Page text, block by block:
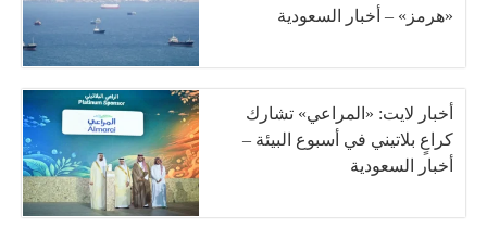
«هرمز» – أخبار السعودية
أخبار لايت: «المراعي» تشارك
كراعٍ بلاتيني في أسبوع البيئة –
أخبار السعودية